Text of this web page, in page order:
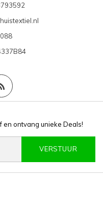
en ontvang unieke Deals!
VERSTUUR